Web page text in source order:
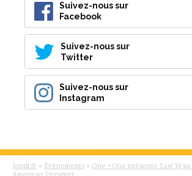
Suivez-nous sur
Facebook
Suivez-nous sur
Twitter
Suivez-nous sur
Instagram
Jondi.fr » Évènements » One +One présente Last
American Dreamer